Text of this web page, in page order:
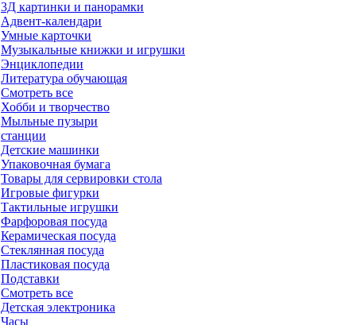
3Д картинки и панорамки
Адвент-календари
Умные карточки
Музыкальные книжки и игрушки
Энциклопедии
Литература обучающая
Смотреть все
Хобби и творчество
Мыльные пузыри
станции
Детские машинки
Упаковочная бумага
Товары для сервировки стола
Игровые фигурки
Тактильные игрушки
Фарфоровая посуда
Керамическая посуда
Стеклянная посуда
Пластиковая посуда
Подставки
Смотреть все
Детская электроника
Часы